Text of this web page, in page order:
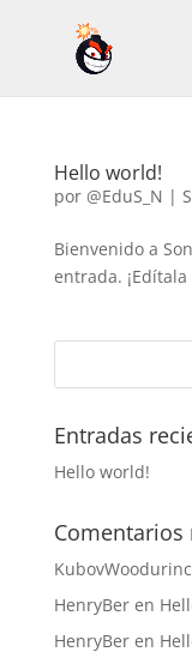
Hello world!
por @EduS_N |
Bienvenido a
entrada.
Entradas
Hello world!
Comentarios
KubovWoodurinc
HenryBeren
HenryBeren